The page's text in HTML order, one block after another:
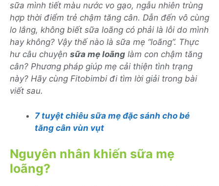
sữa mình tiết màu nước vo gạo, ngẫu nhiên trùng
hợp thời điểm trẻ chậm tăng cân. Dẫn đến vô cùng
lo lắng, không biết sữa loãng có phải là lỗi do mình
hay không? Vậy thế nào là sữa mẹ “loãng”. Thực
hư câu chuyện sữa mẹ loãng làm con chậm tăng
cân? Phương pháp giúp mẹ cải thiện tình trạng
này? Hãy cùng Fitobimbi đi tìm lời giải trong bài
viết sau.
7 tuyệt chiêu sữa mẹ đặc sánh cho bé
tăng cân vùn vụt
Nguyên nhân khiến sữa mẹ
loãng?